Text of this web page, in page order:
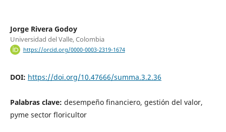
Jorge Rivera Godoy
Universidad del Valle, Colombia
https://orcid.org/0000-0003-2319-1674
DOI: https://doi.org/10.47666/summa.3.2.36
Palabras clave: desempeño financiero, gestión del valor,
pyme sector floricultor